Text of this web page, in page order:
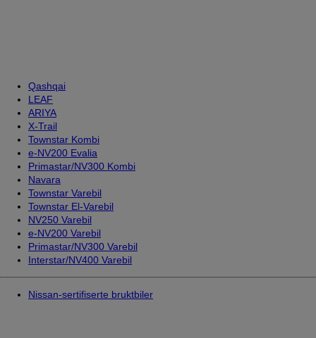
Qashqai
LEAF
ARIYA
X-Trail
Townstar Kombi
e-NV200 Evalia
Primastar/NV300 Kombi
Navara
Townstar Varebil
Townstar El-Varebil
NV250 Varebil
e-NV200 Varebil
Primastar/NV300 Varebil
Interstar/NV400 Varebil
Nissan-sertifiserte bruktbiler